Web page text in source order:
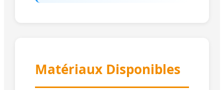
Matériaux Disponibles